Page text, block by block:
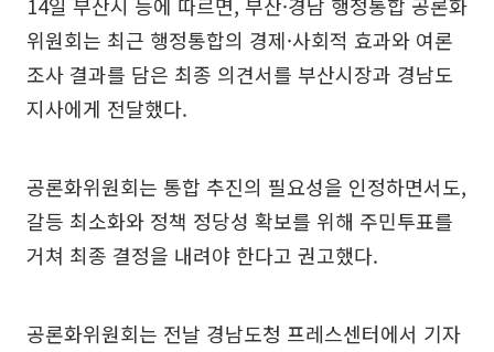
위원회는 최근 행정통합의 경제·사회적 효과와 여론
조사 결과를 담은 최종 의견서를 부산시장과 경남도
지사에게 전달했다.
공론화위원회는 통합 추진의 필요성을 인정하면서도,
갈등 최소화와 정책 정당성 확보를 위해 주민투표를
거쳐 최종 결정을 내려야 한다고 권고했다.
공론화위원회는 전날 경남도청 프레스센터에서 기자